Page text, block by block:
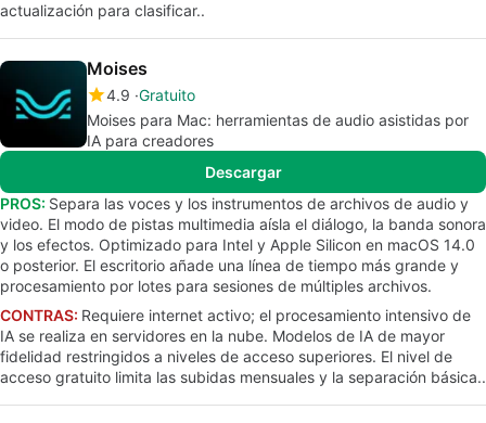
actualización para clasificar..
Moises
4.9 Gratuito
Moises para Mac: herramientas de audio asistidas por
IA para creadores
Descargar
PROS: Separa las voces y los instrumentos de archivos de audio y
video. El modo de pistas multimedia aísla el diálogo, la banda sonora
y los efectos. Optimizado para Intel y Apple Silicon en macOS 14.0
o posterior. El escritorio añade una línea de tiempo más grande y
procesamiento por lotes para sesiones de múltiples archivos.
CONTRAS: Requiere internet activo; el procesamiento intensivo de
IA se realiza en servidores en la nube. Modelos de IA de mayor
fidelidad restringidos a niveles de acceso superiores. El nivel de
acceso gratuito limita las subidas mensuales y la separación básica..